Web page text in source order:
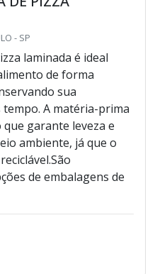
- SP
laminada é ideal
de forma
sua
A matéria-prima
garante leveza e
ambiente, já que o
de embalagens de